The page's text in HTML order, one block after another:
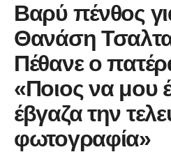
Βαρύ πένθος
Θανάση
Πέθανε ο
«Ποιος να μου
έβγαζα την
φωτογραφία»